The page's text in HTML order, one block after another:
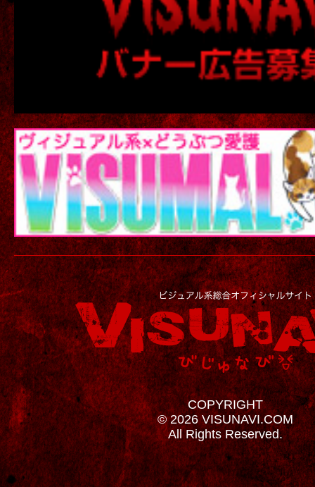
COPYRIGHT
© 2026 VISUNAVI.COM
All Rights Reserved.